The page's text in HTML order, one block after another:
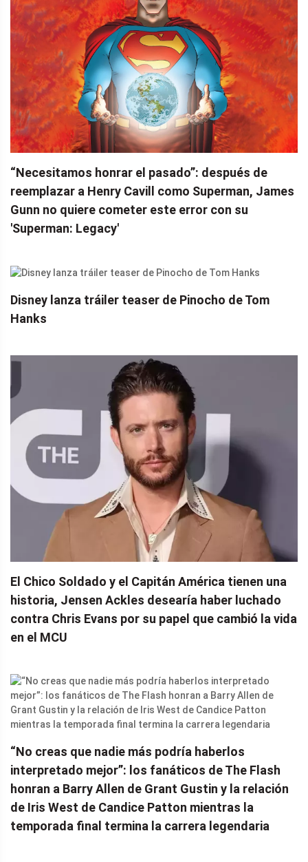
“Necesitamos honrar el pasado”: ​​después de
reemplazar a Henry Cavill como Superman, James
Gunn no quiere cometer este error con su
'Superman: Legacy'
Disney lanza tráiler teaser de Pinocho de Tom
Hanks
El Chico Soldado y el Capitán América tienen una
historia, Jensen Ackles desearía haber luchado
contra Chris Evans por su papel que cambió la vida
en el MCU
“No creas que nadie más podría haberlos
interpretado mejor”: los fanáticos de The Flash
honran a Barry Allen de Grant Gustin y la relación
de Iris West de Candice Patton mientras la
temporada final termina la carrera legendaria